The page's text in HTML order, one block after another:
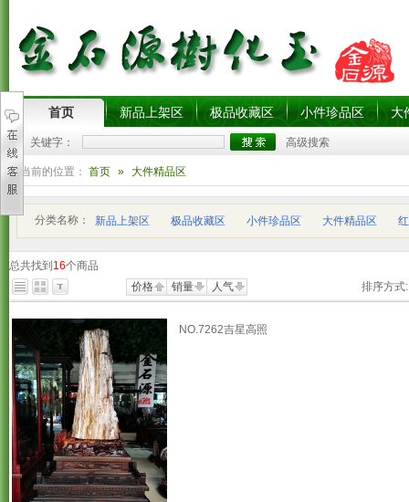
首页 新品上架区 极品收藏区 小件珍品区 大
关键字： 高级搜索
您当前的位置： 首页 » 大件精品区
分类名称： 新品上架区 极品收藏区 小件珍品区 大件精品区
总共找到 16个商品
价格
销量 人气 排序方式:
NO.7262吉星高照